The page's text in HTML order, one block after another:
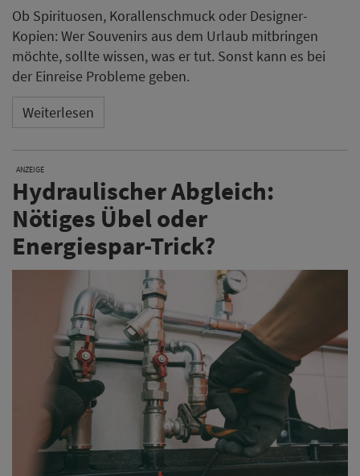
Ob Spirituosen, Korallenschmuck oder Designer-
Kopien: Wer Souvenirs aus dem Urlaub mitbringen
möchte, sollte wissen, was er tut. Sonst kann es bei
der Einreise Probleme geben.
Weiterlesen
ANZEIGE
Hydraulischer Abgleich:
Nötiges Übel oder
Energiespar-Trick?